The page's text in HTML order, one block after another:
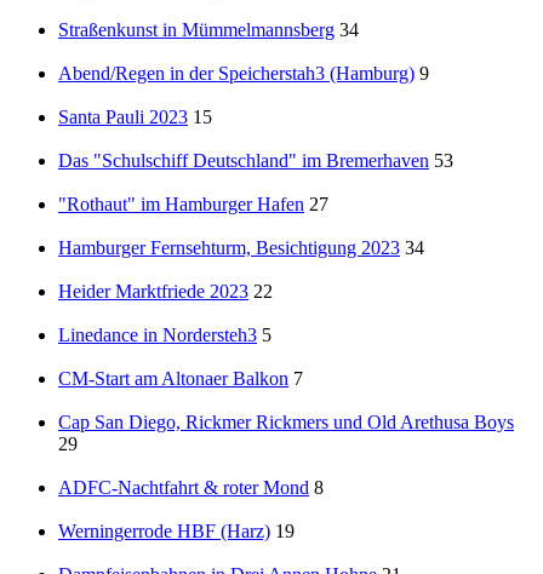
Straßenkunst in Mümmelmannsberg 34
Abend/Regen in der Speicherstah3 (Hamburg) 9
Santa Pauli 2023 15
Das "Schulschiff Deutschland" im Bremerhaven 53
"Rothaut" im Hamburger Hafen 27
Hamburger Fernsehturm, Besichtigung 2023 34
Heider Marktfriede 2023 22
Linedance in Nordersteh3 5
CM-Start am Altonaer Balkon 7
Cap San Diego, Rickmer Rickmers und Old Arethusa Boys
29
ADFC-Nachtfahrt & roter Mond 8
Werningerrode HBF (Harz) 19